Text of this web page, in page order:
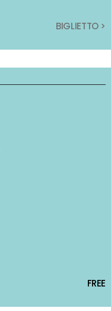
BIGLIETTO >
BIGLIETTO >
FREE
FREE